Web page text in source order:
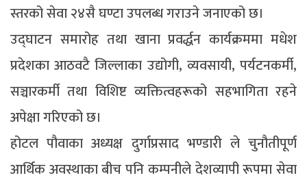
स्तरको सेवा २४सै घण्टा उपलब्ध गराउने जनाएको छ।
उद्घाटन समारोह तथा खाना प्रवर्द्धन कार्यक्रममा मधेश
प्रदेशका आठवटै जिल्लाका उद्योगी, व्यवसायी, पर्यटनकर्मी,
सञ्चारकर्मी तथा विशिष्ट व्यक्तित्वहरूको सहभागिता रहने
अपेक्षा गरिएको छ।
होटल पौवाका अध्यक्ष दुर्गाप्रसाद भण्डारी ले चुनौतीपूर्ण
आर्थिक अवस्थाका बीच पनि कम्पनीले देशव्यापी रूपमा सेवा